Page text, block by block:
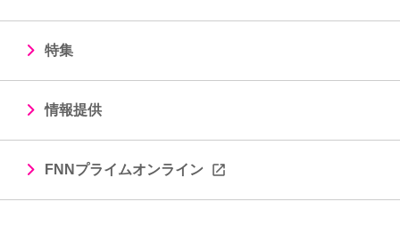
特集
情報提供
FNNプライムオンライン